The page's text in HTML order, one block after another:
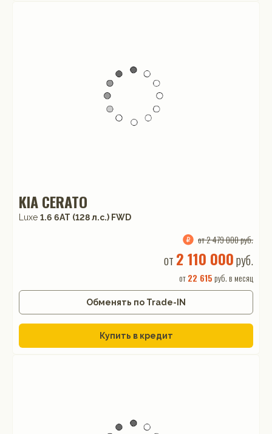
KIA CERATO
Luxe 1.6 6AT (128 л.с.) FWD
от 2 479 000 руб.
от 2 110 000руб.
от22 615 руб. в месяц
Обменять по Trade-IN
Купить в кредит